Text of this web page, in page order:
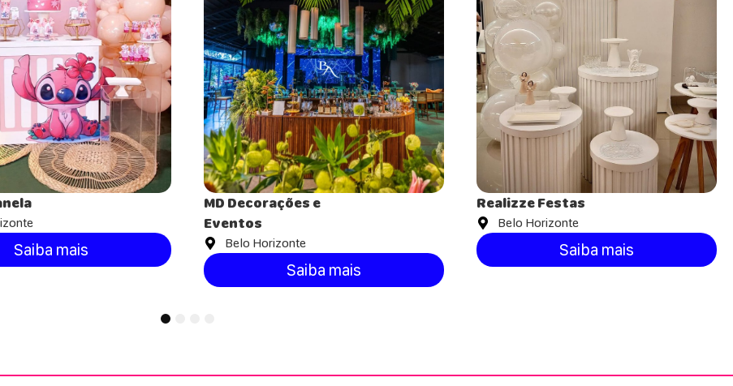
Saiba mais
MD Decorações e
Eventos
Belo Horizonte
Saiba mais
Realizze Festas
Belo Horizonte
Saiba mais
4